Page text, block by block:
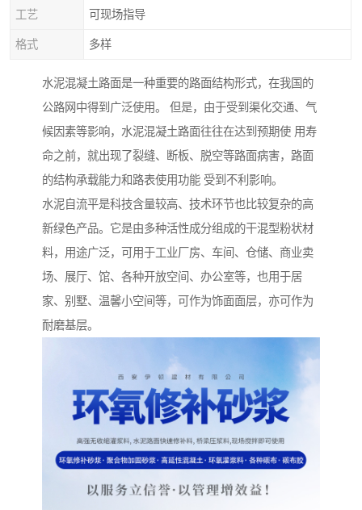
工艺 可现场指导
格式 多样
水泥混凝土路面是一种重要的路面结构形式，在我国的
公路网中得到广泛使用。 但是，由于受到渠化交通、气
候因素等影响，水泥混凝土路面往往在达到预期使 用寿
命之前，就出现了裂缝、断板、脱空等路面病害，路面
的结构承载能力和路表使用功能 受到不利影响。
水泥自流平是科技含量较高、技术环节也比较复杂的高
新绿色产品。它是由多种活性成分组成的干混型粉状材
料，用途广泛，可用于工业厂房、车间、仓储、商业卖
场、展厅、馆、各种开放空间、办公室等，也用于居
家、别墅、温馨小空间等，可作为饰面面层，亦可作为
耐磨基层。